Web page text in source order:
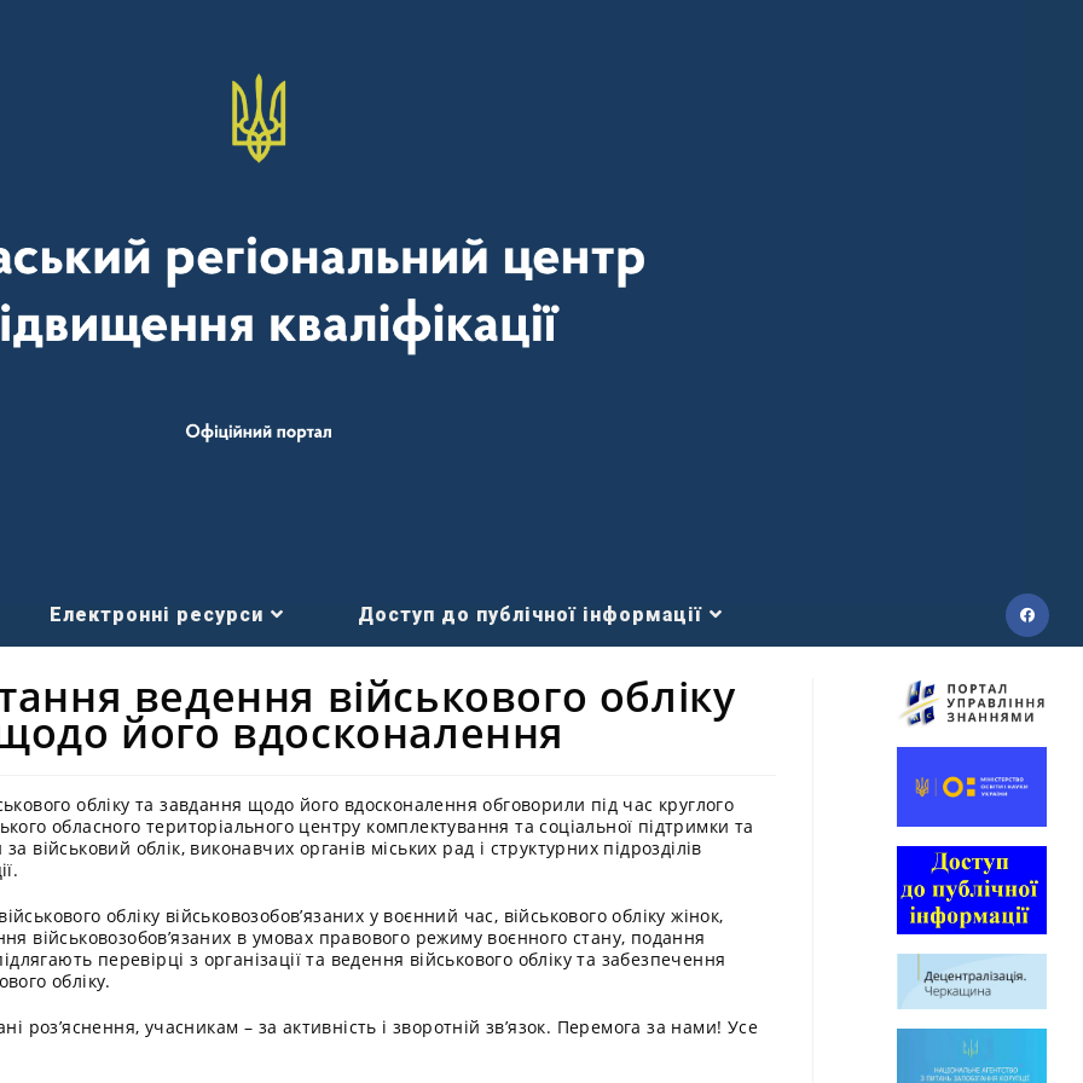
Електронні ресурси Доступ до публічної інформації
ведення військового обліку
його вдосконалення
обліку та завдання щодо його вдосконалення обговорили під час круглого
обласного територіального центру комплектування та соціальної підтримки та
військовий облік, виконавчих органів міських рад і структурних підрозділів
обліку військовозобов’язаних у воєнний час, військового обліку жінок,
військовозобов’язаних в умовах правового режиму воєнного стану, подання
перевірці з організації та ведення військового обліку та забезпечення
обліку.
роз’яснення, учасникам – за активність і зворотній зв’язок. Перемога за нами! Усе